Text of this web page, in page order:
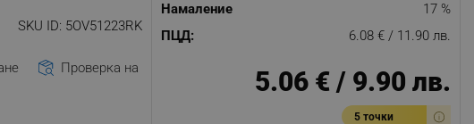
SKU ID: 5OV51223RK
Проверка на
Намаление
17 %
ПЦД:
6.08 € / 11.90 лв.
5.06 € / 9.90 лв.
5 точки